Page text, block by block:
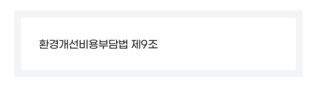
환경개선비용부담법 제9조